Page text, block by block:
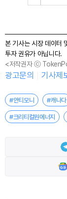
본 기사는 시장 데이터
투자 권유가 아닙니다.
<저작권자 ⓒ
광고문의 기사제
#안티모니 #캐나다
#크리티컬원에너지